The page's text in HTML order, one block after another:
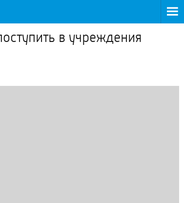
в учреждения